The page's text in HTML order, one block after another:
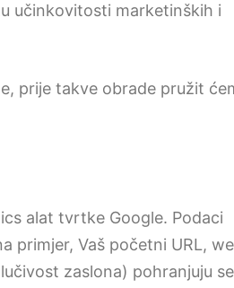
učinkovitosti marketinških i
prije takve obrade pružit
alat tvrtke Google. Podaci
primjer, Vaš početni URL,
zaslona) pohranjuju